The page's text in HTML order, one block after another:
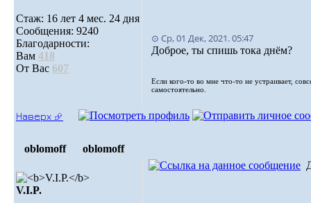
Стаж: 16 лет 4 мес. 24 дня
Сообщения: 9240
Благодарности:
Вам 418
От Вас 607
⊙ Ср, 01 Дек, 2021. 05:47
Доброе, ты спишь тока днём?
Если кого-то во мне что-то не устраивает,
самостоятельно.
Наверх ⮵
oblomoff oblomoff
V.I.P.